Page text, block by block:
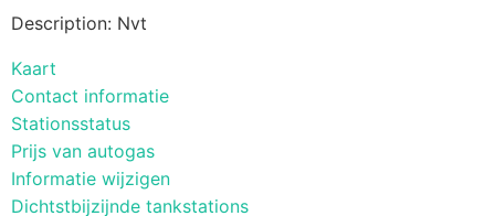
Description: Nvt
Kaart
Contact informatie
Stationsstatus
Prijs van autogas
Informatie wijzigen
Dichtstbijzijnde tankstations